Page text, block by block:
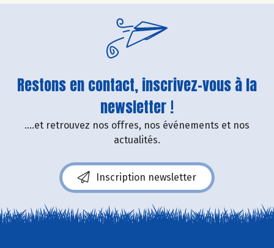
Restons en contact, inscrivez-vous à la
newsletter !
....et retrouvez nos offres, nos événements et nos
actualités.
Inscription newsletter